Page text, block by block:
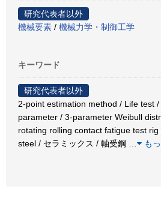
研究代表者以外
機械要素 / 機械力学・制御工学
キーワード
研究代表者以外
2-point estimation method / Life test
parameter / 3-parameter Weibull
rotating rolling contact fatigue test
steel / セラミックス / 軸受鋼
も